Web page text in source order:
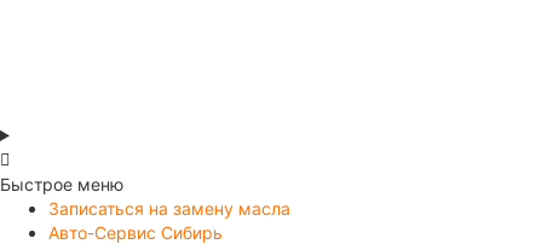
Быстрое меню
Записаться на замену масла
Авто-Сервис Сибирь